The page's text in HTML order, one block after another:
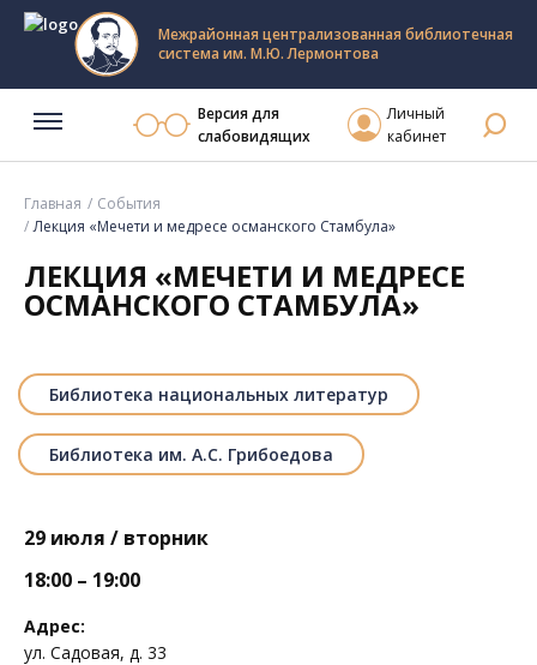
Межрайонная централизованная библиотечная
система им. М.Ю. Лермонтова
Версия для
слабовидящих
Личный
кабинет
Главная
События
Лекция «Мечети и медресе османского Стамбула»
ЛЕКЦИЯ «МЕЧЕТИ И МЕДРЕСЕ
ОСМАНСКОГО СТАМБУЛА»
Библиотека национальных литератур
Библиотека им. А.С. Грибоедова
29 июля / вторник
18:00 – 19:00
Адрес:
ул. Садовая, д. 33